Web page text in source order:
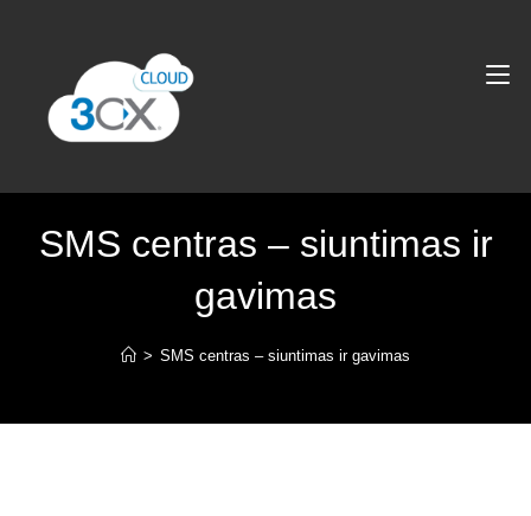
SMS centras – siuntimas ir
gavimas
> SMS centras – siuntimas ir gavimas